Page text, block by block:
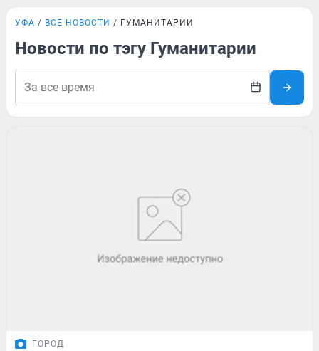
УФА ВСЕ НОВОСТИ ГУМАНИТАРИИ
Новости по тэгу Гуманитарии
ГОРОД